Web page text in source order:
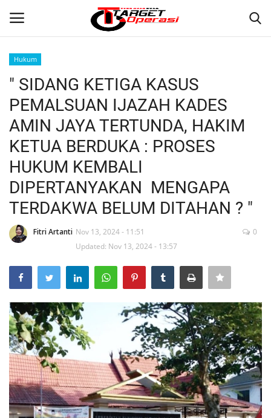
Home
Contact
NASIONAL
INTERNASIONAL
TO.CHANEL
Hukum
" SIDANG KETIGA KASUS
PEMALSUAN IJAZAH KADES
AMIN JAYA TERTUNDA, HAKIM
KETUA BERDUKA : PROSES
HUKUM KEMBALI
DIPERTANYAKAN MENGAPA
TERDAKWA BELUM DITAHAN ? "
Fitri Artanti Nov 13, 2024 - 11:51
Updated: Nov 13, 2024 - 13:57
0